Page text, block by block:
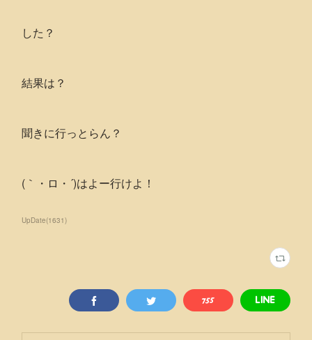
した？
結果は？
聞きに行っとらん？
(｀・ロ・´)はよー行けよ！
UpDate(1631)